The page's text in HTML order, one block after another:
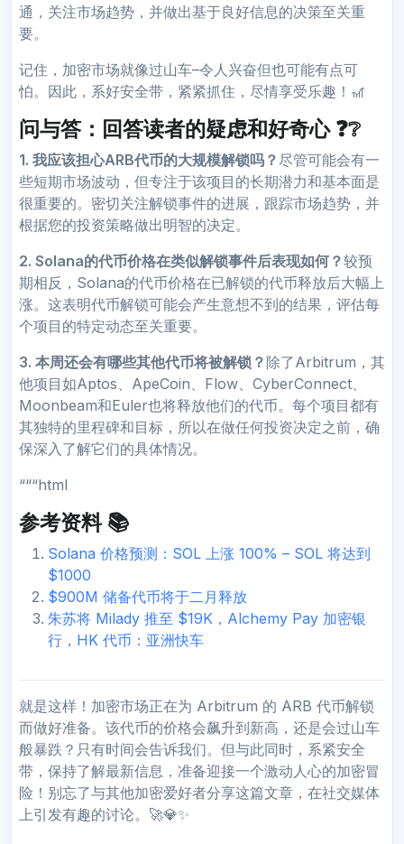
通，关注市场趋势，并做出基于良好信息的决策至关重
要。
记住，加密市场就像过山车–令人兴奋但也可能有点可
怕。因此，系好安全带，紧紧抓住，尽情享受乐趣！🎢
问与答：回答读者的疑虑和好奇心 ❓❔
1. 我应该担心ARB代币的大规模解锁吗？ 尽管可能会有一
些短期市场波动，但专注于该项目的长期潜力和基本面是
很重要的。密切关注解锁事件的进展，跟踪市场趋势，并
根据您的投资策略做出明智的决定。
2. Solana的代币价格在类似解锁事件后表现如何？较预
期相反，Solana的代币价格在已解锁的代币释放后大幅上
涨。这表明代币解锁可能会产生意想不到的结果，评估每
个项目的特定动态至关重要。
3. 本周还会有哪些其他代币将被解锁？ 除了Arbitrum，其
他项目如Aptos、ApeCoin、Flow、CyberConnect、
Moonbeam和Euler也将释放他们的代币。每个项目都有
其独特的里程碑和目标，所以在做任何投资决定之前，确
保深入了解它们的具体情况。
“““html
参考资料 📚
Solana 价格预测：SOL 上涨 100% – SOL 将达到
$1000
$900M 储备代币将于二月释放
朱苏将 Milady 推至 $19K，Alchemy Pay 加密银
行，HK 代币：亚洲快车
就是这样！加密市场正在为 Arbitrum 的 ARB 代币解锁
而做好准备。该代币的价格会飙升到新高，还是会过山车
般暴跌？只有时间会告诉我们。但与此同时，系紧安全
带，保持了解最新信息，准备迎接一个激动人心的加密冒
险！别忘了与其他加密爱好者分享这篇文章，在社交媒体
上引发有趣的讨论。🚀💎✨